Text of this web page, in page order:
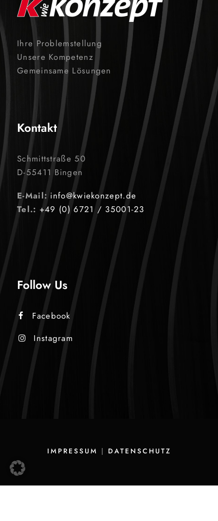
Ihre Problemstellung
Unsere Kompetenz
Gemeinsame Lösungen
Kontakt
Schmittstraße 50
D-55411 Bingen
E-Mail: info@kwiekonzept.de
Tel.: +49 (0) 6721 / 35001-23
Follow Us
Facebook
Instagram
IMPRESSUM | DATENSCHUTZ